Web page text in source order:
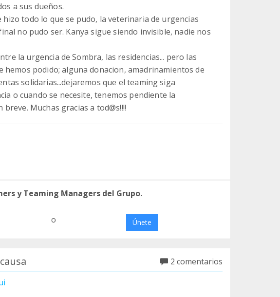
a sus dueños.
hizo todo lo que se pudo, la veterinaria de urgencias
no pudo ser. Kanya sigue siendo invisible, nadie nos
la urgencia de Sombra, las residencias... pero las
podido; alguna donacion, amadrinamientos de
solidarias...dejaremos que el teaming siga
o cuando se necesite, tenemos pendiente la
Muchas gracias a tod@s!!!!
y Teaming Managers del Grupo.
o Únete
2 comentarios